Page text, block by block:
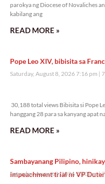
parokya ng Diocese of Novaliches
kabilang ang
READ MORE »
Pope Leo XIV, bibisita sa
Saturday, August 8, 2026 7:16 pm
30,188 total views Bibisita si Pope
hanggang 28 para sa kanyang apat
READ MORE »
Sambayanang Pilipino,
impeachment trial ni VP
Saturday, August 8, 2026 7:10 pm